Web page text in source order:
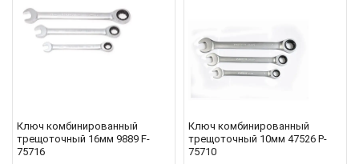
Ключ комбинированный
трещоточный 16мм 9889 F-
75716
Ключ комбинированный
трещоточный 10мм 47526 P-
75710